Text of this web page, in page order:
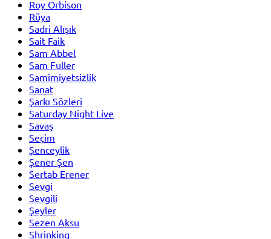
Roy Orbison
Rüya
Sadri Alışık
Sait Faik
Sam Abbel
Sam Fuller
Samimiyetsizlik
Sanat
Şarkı Sözleri
Saturday Night Live
Savaş
Seçim
Şenceylik
Şener Şen
Sertab Erener
Sevgi
Sevgili
Şeyler
Sezen Aksu
Shrinking